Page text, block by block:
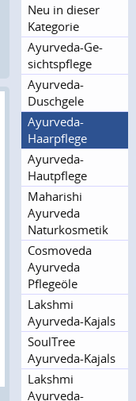
Neu in dieser
Kategorie
Ayurveda-Ge­
sichts­pflege
Ayurveda-
Duschgele
Ayurveda-
Haarpflege
Ayurveda-
Hautpflege
Maharishi
Ayurveda
Naturkosme­tik
Cosmoveda
Ayurveda
Pflegeöle
Lakshmi
Ayurveda-Kajals
SoulTree
Ayurveda-Kajals
Lakshmi
Ayurveda-